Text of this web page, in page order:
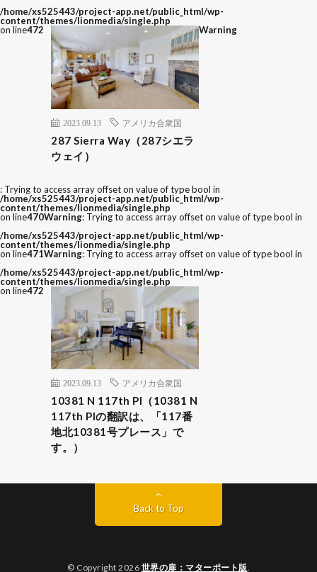
/home/xs525443/project-app.net/public_html/wp-
content/themes/lionmedia/single.php
on line472
2023.09.13 アメリカ合衆国
287 Sierra Way（287シエラ
ウェイ）
Warning
: Trying to access array offset on value of type bool in
/home/xs525443/project-app.net/public_html/wp-
content/themes/lionmedia/single.php
on line470Warning: Trying to access array offset on value of type bool in
/home/xs525443/project-app.net/public_html/wp-
content/themes/lionmedia/single.php
on line471Warning: Trying to access array offset on value of type bool in
/home/xs525443/project-app.net/public_html/wp-
content/themes/lionmedia/single.php
on line472
2023.09.13 アメリカ合衆国
10381 N 117th Pl（10381 N
117th Plの翻訳は、「117番
地北10381号プレース」で
す。）
Back to Top
© Copyright 2026 世界の扉：マターポート版.